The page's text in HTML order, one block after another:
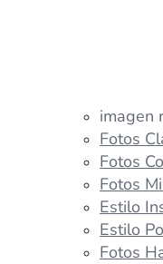
imagen
Fotos
Fotos
Fotos
Estilo
Estilo
Fotos